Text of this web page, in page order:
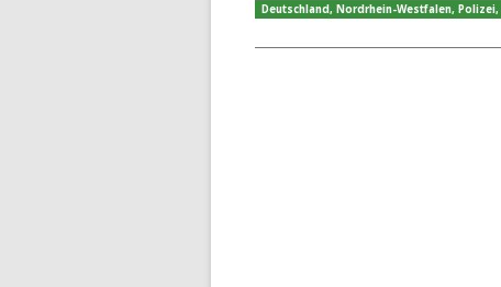
Deutschland, Nordrhein-Westfalen, Polizei,